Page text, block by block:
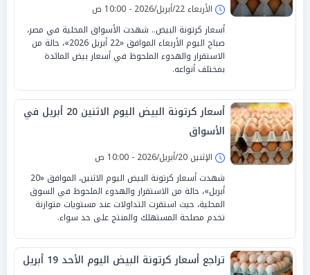
الأربعاء 22/أبريل/2026 - 10:00 ص
أسعار كرتونة البيض.. شهدت الأسواق المحلية في مصر،
صباح اليوم الأربعاء الموافق «22 أبريل 2026»، حالة من
الاستقرار والهدوء الملحوظ في أسعار بيض المائدة
بمختلف أنواعه.
أسعار كرتونة البيض اليوم الاثنين 20 أبريل في
الأسواق
الإثنين 20/أبريل/2026 - 10:00 ص
شهدت أسعار كرتونة البيض اليوم الاثنين، الموافق «20
أبريل»، حالة من الاستقرار والهدوء الملحوظ في السوق
المحلية، حيث استقرت التداولات عند مستويات متوازنة
تخدم مصلحة المستهلك والمنتج على حد سواء.
تراجع أسعار كرتونة البيض اليوم الأحد 19 أبريل